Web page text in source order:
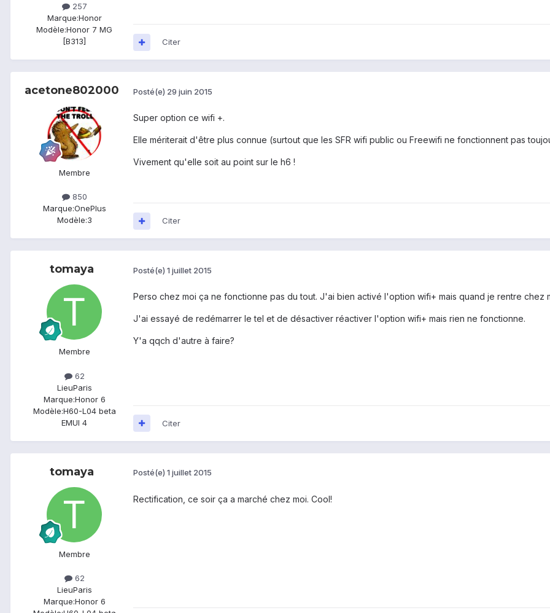
257
Marque:Honor
Modèle:Honor 7 MG
[B313]
Citer
acetone802000
Membre
850
Marque:OnePlus
Modèle:3
Posté(e) 29 juin 2015
Super option ce wifi +.
Elle mériterait d'être plus connue (surtout que les SFR wifi public ou Freewifi ne fonctionnent pas
Vivement qu'elle soit au point sur le h6 !
Citer
tomaya
Membre
62
LieuParis
Marque:Honor 6
Modèle:H60-L04 beta
EMUI 4
Posté(e) 1 juillet 2015
Perso chez moi ça ne fonctionne pas du tout. J'ai bien activé l'option wifi+ mais quand je rentre chez
J'ai essayé de redémarrer le tel et de désactiver réactiver l'option wifi+ mais rien ne fonctionne.
Y'a qqch d'autre à faire?
Citer
tomaya
Membre
62
LieuParis
Marque:Honor 6
Posté(e) 1 juillet 2015
Rectification, ce soir ça a marché chez moi. Cool!